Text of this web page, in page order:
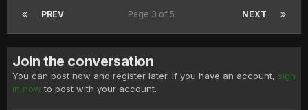
PREV NEXT
Page 3 of 5
Join the conversation
You can post now and register later. If you have an account, sign
in now to post with your account.